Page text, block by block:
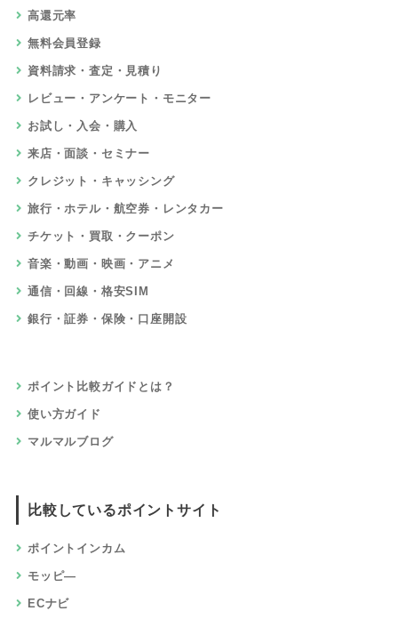
高還元率
無料会員登録
資料請求・査定・見積り
レビュー・アンケート・モニター
お試し・入会・購入
来店・面談・セミナー
クレジット・キャッシング
旅行・ホテル・航空券・レンタカー
チケット・買取・クーポン
音楽・動画・映画・アニメ
通信・回線・格安SIM
銀行・証券・保険・口座開設
ポイント比較ガイドとは？
使い方ガイド
マルマルブログ
比較しているポイントサイト
ポイントインカム
モッピ―
ECナビ